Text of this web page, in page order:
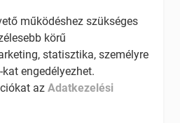
Kft.
út 29/B.
8614
működéshez szükséges
körű
statisztika, személyre
engedélyezhet.
azAdatkezelési